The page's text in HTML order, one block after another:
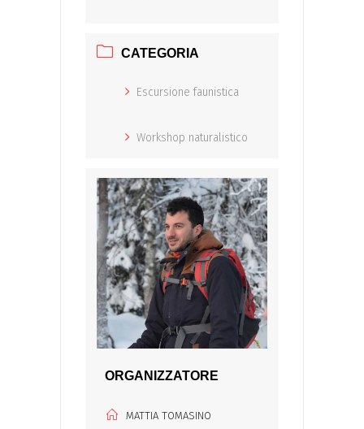
CATEGORIA
Escursione faunistica
Workshop naturalistico
ORGANIZZATORE
MATTIA TOMASINO